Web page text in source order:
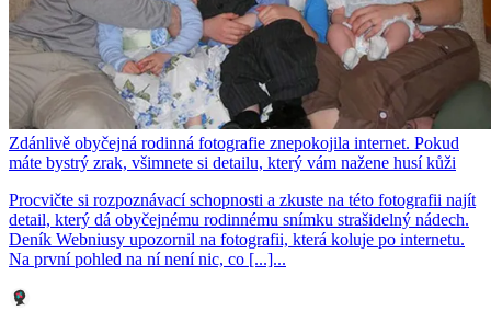
Zdánlivě obyčejná rodinná fotografie znepokojila internet. Pokud
máte bystrý zrak, všimnete si detailu, který vám nažene husí kůži
Procvičte si rozpoznávací schopnosti a zkuste na této fotografii najít
detail, který dá obyčejnému rodinnému snímku strašidelný nádech.
Deník Webniusy upozornil na fotografii, která koluje po internetu.
Na první pohled na ní není nic, co [...]...